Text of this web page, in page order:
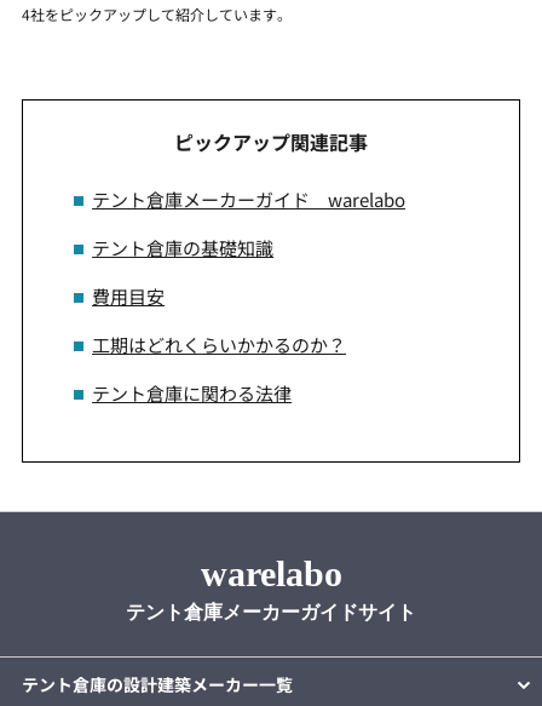
4社をピックアップして紹介しています。
ピックアップ関連記事
テント倉庫メーカーガイド warelabo
テント倉庫の基礎知識
費用目安
工期はどれくらいかかるのか？
テント倉庫に関わる法律
warelabo
テント倉庫メーカーガイドサイト
テント倉庫の設計建築メーカー一覧